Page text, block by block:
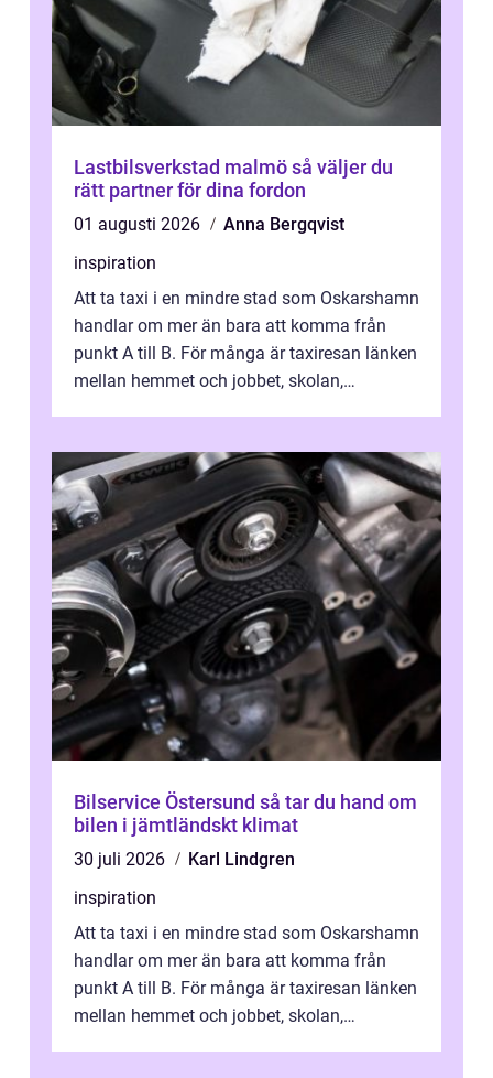
Lastbilsverkstad malmö så väljer du
rätt partner för dina fordon
01 augusti 2026
Anna Bergqvist
inspiration
Att ta taxi i en mindre stad som Oskarshamn
handlar om mer än bara att komma från
punkt A till B. För många är taxiresan länken
mellan hemmet och jobbet, skolan,
Bilservice Östersund så tar du hand om
bilen i jämtländskt klimat
30 juli 2026
Karl Lindgren
inspiration
Att ta taxi i en mindre stad som Oskarshamn
handlar om mer än bara att komma från
punkt A till B. För många är taxiresan länken
mellan hemmet och jobbet, skolan,